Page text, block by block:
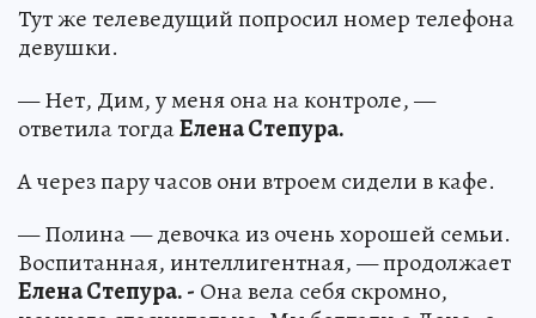
Тут же телеведущий попросил номер телефона
девушки.
— Нет, Дим, у меня она на контроле, —
ответила тогдаЕлена Степура.
А через пару часов они втроем сидели в кафе.
— Полина — девочка из очень хорошей семьи.
Воспитанная, интеллигентная, — продолжает
Елена Степура. - Она вела себя скромно,